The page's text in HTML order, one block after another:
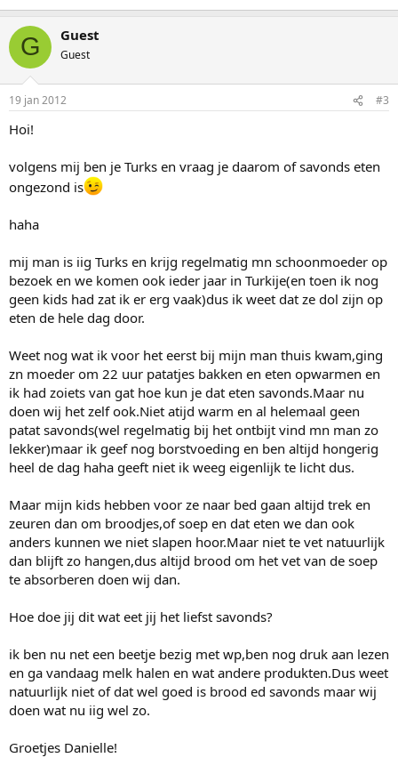
G Guest
Guest
19 jan 2012 #3
Hoi!
volgens mij ben je Turks en vraag je daarom of savonds eten
ongezond is
haha
mij man is iig Turks en krijg regelmatig mn schoonmoeder op
bezoek en we komen ook ieder jaar in Turkije(en toen ik nog
geen kids had zat ik er erg vaak)dus ik weet dat ze dol zijn op
eten de hele dag door.
Weet nog wat ik voor het eerst bij mijn man thuis kwam,ging
zn moeder om 22 uur patatjes bakken en eten opwarmen en
ik had zoiets van gat hoe kun je dat eten savonds.Maar nu
doen wij het zelf ook.Niet atijd warm en al helemaal geen
patat savonds(wel regelmatig bij het ontbijt vind mn man zo
lekker)maar ik geef nog borstvoeding en ben altijd hongerig
heel de dag haha geeft niet ik weeg eigenlijk te licht dus.
Maar mijn kids hebben voor ze naar bed gaan altijd trek en
zeuren dan om broodjes,of soep en dat eten we dan ook
anders kunnen we niet slapen hoor.Maar niet te vet natuurlijk
dan blijft zo hangen,dus altijd brood om het vet van de soep
te absorberen doen wij dan.
Hoe doe jij dit wat eet jij het liefst savonds?
ik ben nu net een beetje bezig met wp,ben nog druk aan lezen
en ga vandaag melk halen en wat andere produkten.Dus weet
natuurlijk niet of dat wel goed is brood ed savonds maar wij
doen wat nu iig wel zo.
Groetjes Danielle!